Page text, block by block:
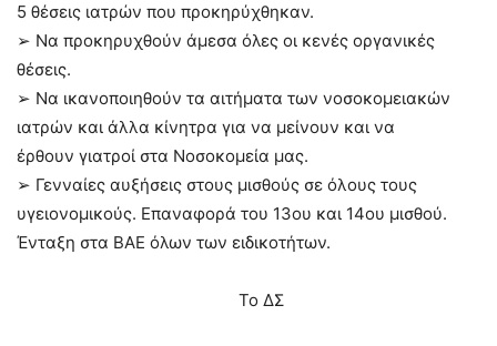
5 θέσεις ιατρών που προκηρύχθηκαν.
➢ Να προκηρυχθούν άμεσα όλες οι κενές οργανικές
θέσεις.
➢ Να ικανοποιηθούν τα αιτήματα των νοσοκομειακών
ιατρών και άλλα κίνητρα για να μείνουν και να
έρθουν γιατροί στα Νοσοκομεία μας.
➢ Γενναίες αυξήσεις στους μισθούς σε όλους τους
υγειονομικούς. Επαναφορά του 13ου και 14ου μισθού.
Ένταξη στα ΒΑΕ όλων των ειδικοτήτων.
Το ΔΣ